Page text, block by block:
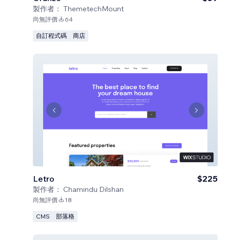
製作者： ThemetechMount
尚無評價 64
自訂程式碼 商店
Letro
製作者： Chamindu Dilshan
$225
尚無評價 18
CMS 部落格